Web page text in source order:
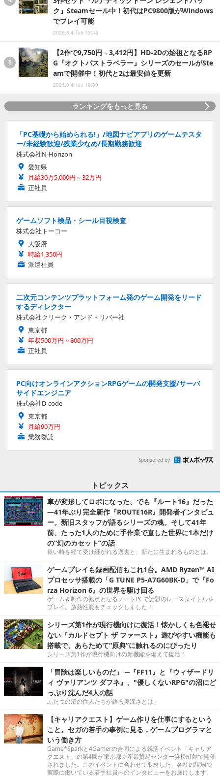
ク』Steamセール中！初代はPC9800版がWindows
でプレイ可能
2026.8.4 Tue 13:45
【2作で9,750円→3,412円】HD-2Dの始祖となるRP
G『オクトパストラベラー』シリーズのセールがSte
amで開催中！初代と2は最安値を更新
2026.8.4 Tue 19:30
ランキングをもっと見る
「PC基礎から始められる!」/地図ナビアプリのゲームテスタ
ー/未経験歓迎/残業少なめ/長期勤務歓迎
株式会社N-Horizon
愛知県
月給30万5,000円～32万円
正社員
ゲームソフト検品・シール目視検査
株式会社トーコー
大阪府
時給1,350円
派遣社員
二次元コンテンツプラットフォーム発のゲーム開発をリード
するディレクター
株式会社クリーク・アンド・リバー社
東京都
年収500万円～800万円
正社員
PC向けオンラインアクションRPGゲームの開発支援/サーバ
サイドエンジニア
株式会社D-code
東京都
月給90万円
業務委託
Sponsored by
トピックス
車が変形してロボになった、でも『ルート16』だった
―41年ぶり完全新作『ROUTE16R』開発者インタビュ
ー。新旧スタッフが語るシリーズの魂。そして41年
前、たった1人のために手作業で直した世界に1本だけ
の“幻のカセット”の話
長い時を経て受け継がれる過去と、新たに生まれるものとは。
ゲームプレイも録画配信もこれ1台。AMD Ryzen™ AI
プロセッサ搭載の「G TUNE P5-A7G60BK-D」で『Fo
rza Horizon 6』の世界を駆け回る
ゲーム＆制作の拠点となるノートPCで話題のレースタイトルを
プレイ。放熱性能もチェックしました！
シリーズ第1作が現行機向けに復活！懐かしくも色褪せ
ない『カルドセプト ザ ファースト』遊びやすい機能も
搭載で、あらためて“原典”に触れるのにぴったり
シリーズ第1作が現行機向けの新機能を備えて復活！
「冒険は楽しいものだ」 ─『FF11』と『ウィザードリ
ィ ヴァリアンツ ダフネ』、"優しくないRPG"の沼にど
っぷり沈んだ4人の話
ふたつの沼の住人たちが語る奥深さとは。
【キャリアクエスト】ゲーム作りを仕事にするという
こと。セガの若手の事例に見る，ゲームプログラマと
いう働き方
Game*Sparkと4Gamerの合同による就活イベント「キャリア
クエスト」の第4回が東京都立産業貿易センター浜松町館で開催
されました。このイベントに合わせて取材した、各社の現場で
実際に働いている若手社員へのインタビューをお届けします。